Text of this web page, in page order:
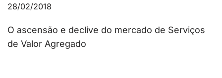
28/02/2018
O ascensão e declive do mercado de Serviços
de Valor Agregado